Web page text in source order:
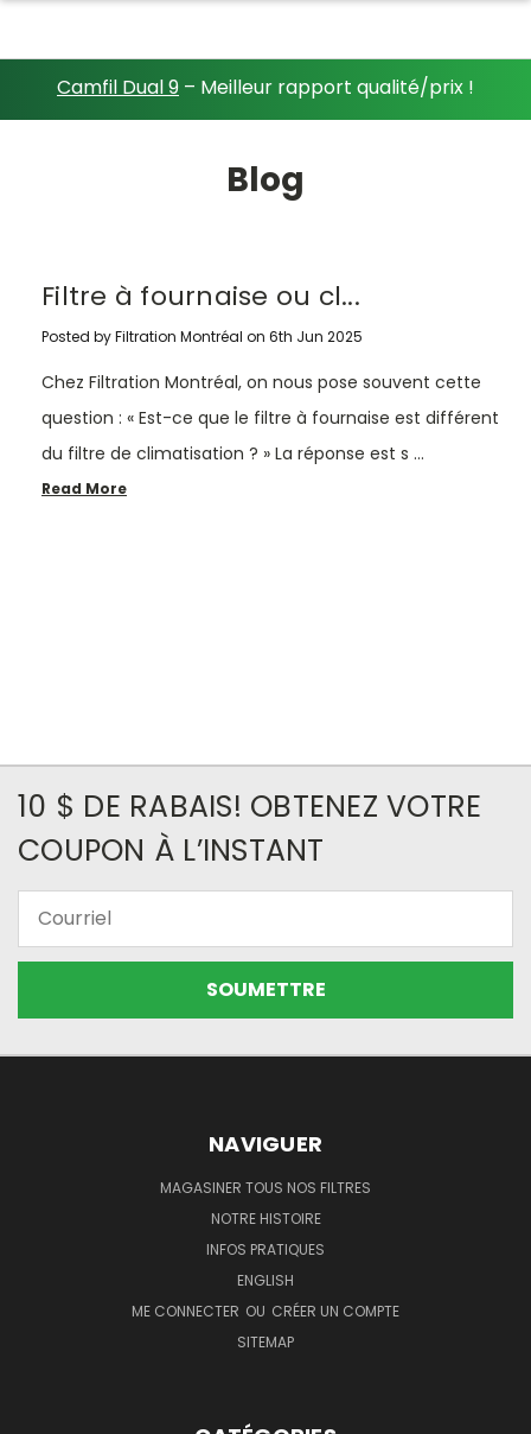
Camfil Dual 9 – Meilleur rapport qualité/prix !
Blog
Filtre à fournaise ou cl...
Posted by Filtration Montréal on 6th Jun 2025
Chez Filtration Montréal, on nous pose souvent cette
question : « Est-ce que le filtre à fournaise est différent
du filtre de climatisation ? » La réponse est s …
Read More
10 $ DE RABAIS! OBTENEZ VOTRE
COUPON À L’INSTANT
NAVIGUER
MAGASINER TOUS NOS FILTRES
NOTRE HISTOIRE
INFOS PRATIQUES
ENGLISH
ME CONNECTER OU CRÉER UN COMPTE
SITEMAP